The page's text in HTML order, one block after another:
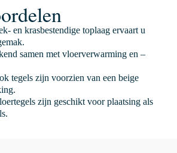
en krasbestendige toplaag ervaart u
samen met vloerverwarming en –
tegels zijn voorzien van een beige
zijn geschikt voor plaatsing als